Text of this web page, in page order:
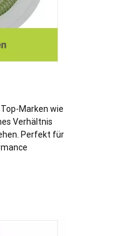
Marken wie
Verhältnis
Perfekt für